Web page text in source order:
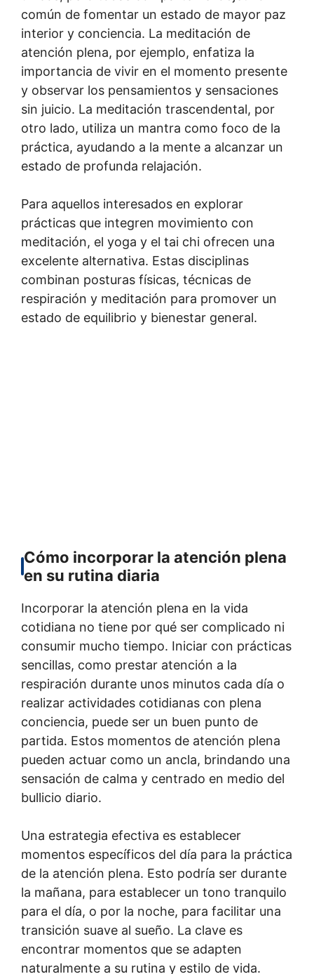
común de fomentar un estado de mayor paz
interior y conciencia. La meditación de
atención plena, por ejemplo, enfatiza la
importancia de vivir en el momento presente
y observar los pensamientos y sensaciones
sin juicio. La meditación trascendental, por
otro lado, utiliza un mantra como foco de la
práctica, ayudando a la mente a alcanzar un
estado de profunda relajación.
Para aquellos interesados en explorar
prácticas que integren movimiento con
meditación, el yoga y el tai chi ofrecen una
excelente alternativa. Estas disciplinas
combinan posturas físicas, técnicas de
respiración y meditación para promover un
estado de equilibrio y bienestar general.
Cómo incorporar la atención plena
en su rutina diaria
Incorporar la atención plena en la vida
cotidiana no tiene por qué ser complicado ni
consumir mucho tiempo. Iniciar con prácticas
sencillas, como prestar atención a la
respiración durante unos minutos cada día o
realizar actividades cotidianas con plena
conciencia, puede ser un buen punto de
partida. Estos momentos de atención plena
pueden actuar como un ancla, brindando una
sensación de calma y centrado en medio del
bullicio diario.
Una estrategia efectiva es establecer
momentos específicos del día para la práctica
de la atención plena. Esto podría ser durante
la mañana, para establecer un tono tranquilo
para el día, o por la noche, para facilitar una
transición suave al sueño. La clave es
encontrar momentos que se adapten
naturalmente a su rutina y estilo de vida.